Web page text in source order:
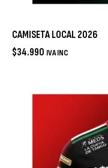
CAMISETA LOCAL 2026
$34.990 IVA INC